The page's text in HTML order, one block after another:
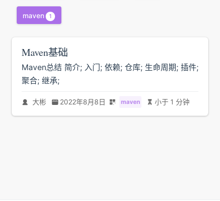
maven 1
Maven基础
Maven总结 简介; 入门; 依赖; 仓库; 生命周期; 插件;
聚合; 继承;
大彬 2022年8月8日 maven 小于 1 分钟